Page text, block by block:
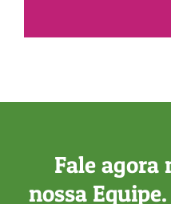
Fale agora
nossa